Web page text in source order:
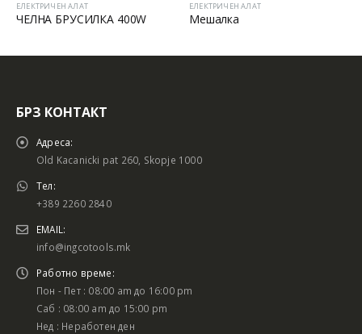
ЕЛЕКТРИЧЕН АЛАТ
ЧЕЛНА БРУСИЛКА 400W
ЕЛЕКТРИЧЕН АЛАТ
Мешалка
БРЗ КОНТАКТ
Адреса:
Old Kacanicki pat 260, Skopje 1000
Тел:
+389 2260 2840
EMAIL:
info@ingcotools.mk
Работно време:
Пон - Пет : 08:00 am до 16:00 pm
Саб : 08:00 am до 15:00 pm
Нед : Неработен ден